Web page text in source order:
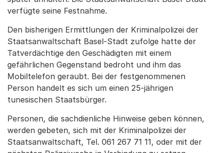
verfügte seine Festnahme.
Den bisherigen Ermittlungen der Kriminalpolizei der
Staatsanwaltschaft Basel-Stadt zufolge hatte der
Tatverdächtige den Geschädigten mit einem
gefährlichen Gegenstand bedroht und ihm das
Mobiltelefon geraubt. Bei der festgenommenen
Person handelt es sich um einen 25-jährigen
tunesischen Staatsbürger.
Personen, die sachdienliche Hinweise geben können,
werden gebeten, sich mit der Kriminalpolizei der
Staatsanwaltschaft, Tel. 061 267 71 11, oder mit der